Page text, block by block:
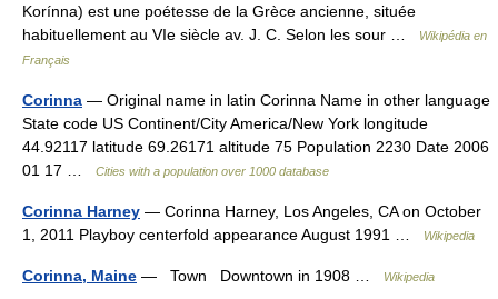
Korínna) est une poétesse de la Grèce ancienne, située
habituellement au VIe siècle av. J. C. Selon les sour …
Wikipédia en
Français
Corinna — Original name in latin Corinna Name in other language
State code US Continent/City America/New York longitude
44.92117 latitude 69.26171 altitude 75 Population 2230 Date 2006
01 17 …
Cities with a population over 1000 database
Corinna Harney — Corinna Harney, Los Angeles, CA on October
1, 2011 Playboy centerfold appearance August 1991 …
Wikipedia
Corinna, Maine — Town Downtown in 1908 … Wikipedia